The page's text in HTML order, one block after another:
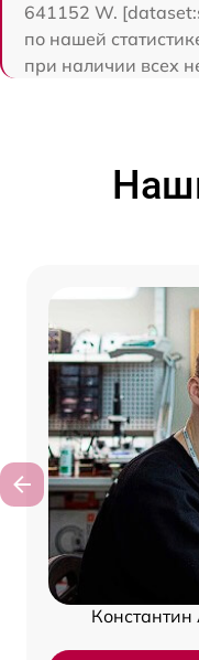
641152 W.
по нашей
при наличии всех